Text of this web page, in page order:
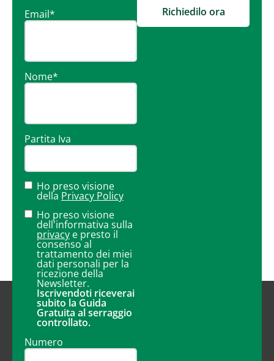
Email*
Nome*
Partita Iva
Ho preso visione
della Privacy Policy
Ho preso visione
dell'informativa sulla
privacy e presto il
consenso al
trattamento dei miei
dati personali per la
ricezione della
Newsletter.
Iscrivendoti riceverai
subito la Guida
Gratuita al serraggio
controllato.
Numero
Richiedilo ora